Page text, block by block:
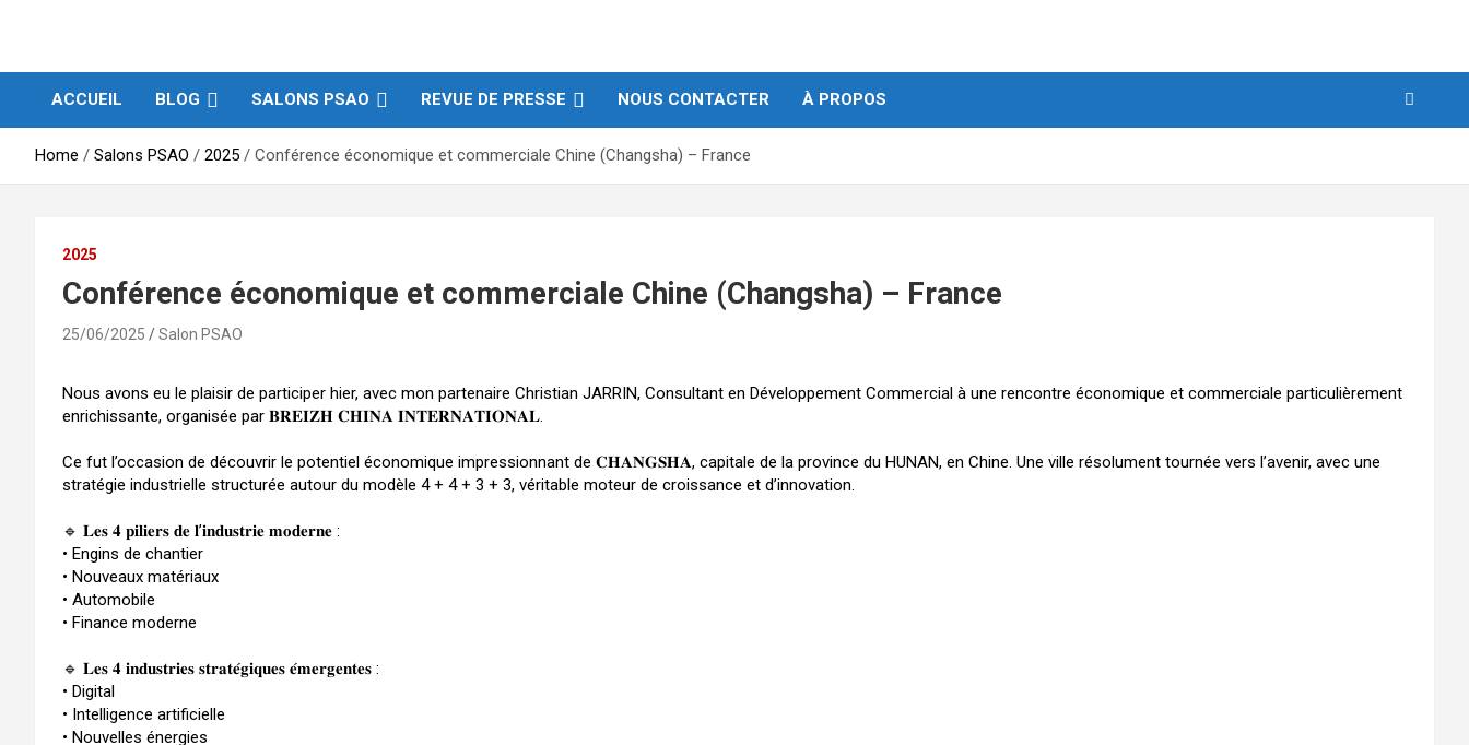
o
PSAO – Produits et
Services d’Afrique et
de ses Outremers
ACCUEIL BLOG SALONS PSAO REVUE DE PRESSE NOUS CONTACTER À PROPOS
Home Salons PSAO 2025 Conférence économique et commerciale Chine (Changsha) – France
2025
Conférence économique et commerciale Chine (Changsha) – France
25/06/2025 Salon PSAO
Nous avons eu le plaisir de participer hier, avec mon partenaire Christian JARRIN, Consultant en Développement Commercial à une rencontre économique et commerciale particulièrement
enrichissante, organisée par 𝐁𝐑𝐄𝐈𝐙𝐇 𝐂𝐇𝐈𝐍𝐀 𝐈𝐍𝐓𝐄𝐑𝐍𝐀𝐓𝐈𝐎𝐍𝐀𝐋.
Ce fut l’occasion de découvrir le potentiel économique impressionnant de 𝐂𝐇𝐀𝐍𝐆𝐒𝐇𝐀, capitale de la province du HUNAN, en Chine. Une ville résolument tournée vers l’avenir, avec une
stratégie industrielle structurée autour du modèle 4 + 4 + 3 + 3, véritable moteur de croissance et d’innovation.
🔹 𝐋𝐞𝐬 𝟒 𝐩𝐢𝐥𝐢𝐞𝐫𝐬 𝐝𝐞 𝐥’𝐢𝐧𝐝𝐮𝐬𝐭𝐫𝐢𝐞 𝐦𝐨𝐝𝐞𝐫𝐧𝐞 :
• Engins de chantier
• Nouveaux matériaux
• Automobile
• Finance moderne
🔹 𝐋𝐞𝐬 𝟒 𝐢𝐧𝐝𝐮𝐬𝐭𝐫𝐢𝐞𝐬 𝐬𝐭𝐫𝐚𝐭𝐞́𝐠𝐢𝐪𝐮𝐞𝐬 𝐞́𝐦𝐞𝐫𝐠𝐞𝐧𝐭𝐞𝐬 :
• Digital
• Intelligence artificielle
• Nouvelles énergies